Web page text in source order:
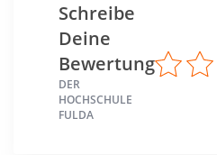
Schreibe
Deine
Bewertung
DER
HOCHSCHULE
FULDA